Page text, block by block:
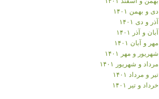
دی و بهمن ۱۴۰۱
آذر و دی ۱۴۰۱
آبان و آذر ۱۴۰۱
مهر و آبان ۱۴۰۱
شهریور و مهر ۱۴۰۱
مرداد و شهریور ۱۴۰۱
تیر و مرداد ۱۴۰۱
خرداد و تیر ۱۴۰۱